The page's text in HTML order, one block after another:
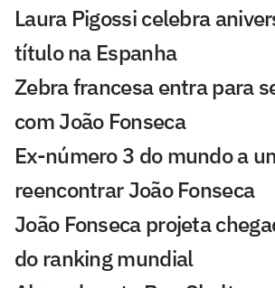
Laura Pigossi celebra
título na Espanha
Zebra francesa entra para
com João Fonseca
Ex-número 3 do mundo a
reencontrar João Fonseca
João Fonseca projeta
do ranking mundial